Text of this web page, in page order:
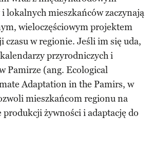
i lokalnych mieszkańców zaczynają
wieloczęściowym projektem
czasu w regionie. Jeśli im się uda,
przyrodniczych i
Pamirze (ang. Ecological
Adaptation in the Pamirs, w
mieszkańcom regionu na
produkcji żywności i adaptację do